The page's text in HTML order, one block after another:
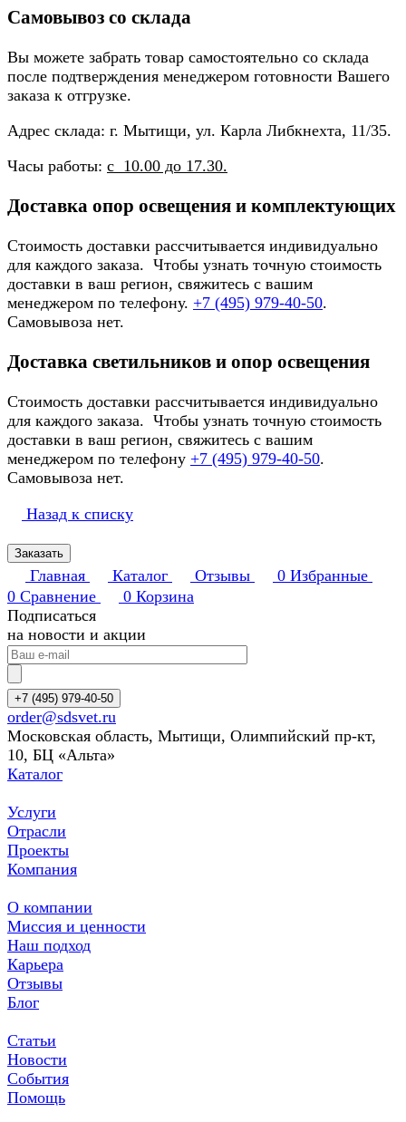
Самовывоз со склада
Вы можете забрать товар самостоятельно со склада
после подтверждения менеджером готовности Вашего
заказа к отгрузке.
Адрес склада: г. Мытищи, ул. Карла Либкнехта, 11/35.
Часы работы: с 10.00 до 17.30.
Доставка опор освещения и комплектующих
Стоимость доставки рассчитывается индивидуально
для каждого заказа. Чтобы узнать точную стоимость
доставки в ваш регион, свяжитесь с вашим
менеджером по телефону. +7 (495) 979-40-50.
Самовывоза нет.
Доставка светильников и опор освещения
Стоимость доставки рассчитывается индивидуально
для каждого заказа. Чтобы узнать точную стоимость
доставки в ваш регион, свяжитесь с вашим
менеджером по телефону +7 (495) 979-40-50.
Самовывоза нет.
Назад к списку
Заказать
Главная Каталог Отзывы 0 Избранные
0 Сравнение 0 Корзина
Подписаться
на новости и акции
+7 (495) 979-40-50
order@sdsvet.ru
Московская область, Мытищи, Олимпийский пр-кт,
10, БЦ «Альта»
Каталог
Услуги
Отрасли
Проекты
Компания
О компании
Миссия и ценности
Наш подход
Карьера
Отзывы
Блог
Статьи
Новости
События
Помощь